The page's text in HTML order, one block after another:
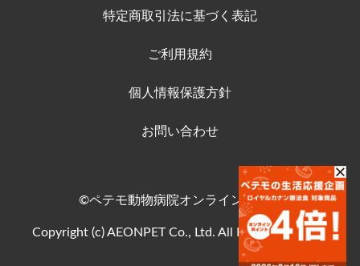
特定商取引法に基づく表記
ご利用規約
個人情報保護方針
お問い合わせ
©ペテモ動物病院オンラインストア
Copyright (c) AEONPET Co., Ltd. All Rights Reserved.